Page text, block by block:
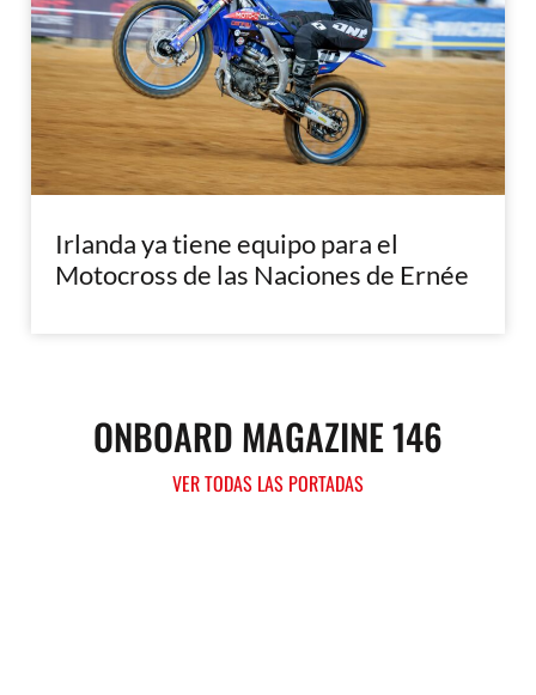
Irlanda ya tiene equipo para el
Motocross de las Naciones de Ernée
ONBOARD MAGAZINE 146
VER TODAS LAS PORTADAS